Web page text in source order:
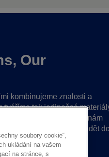
Our
kombinujeme znalosti a
tak jedinečné
To nám
a uvádět
soubory cookie“,
ukládání na vašem
na stránce, s